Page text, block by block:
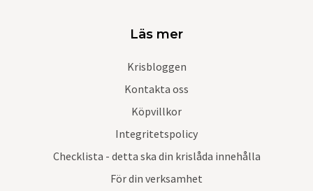
Läs mer
Krisbloggen
Kontakta oss
Köpvillkor
Integritetspolicy
Checklista - detta ska din krislåda innehålla
För din verksamhet